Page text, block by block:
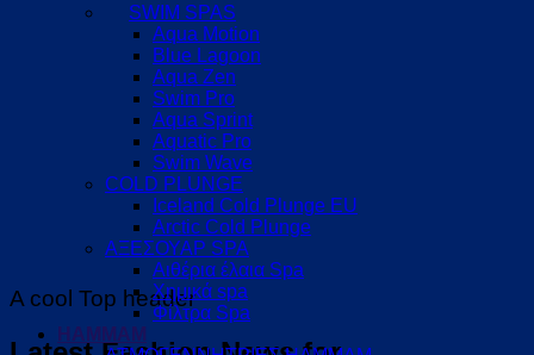
A cool Top header
SWIM SPAS
Aqua Motion
Blue Lagoon
Aqua Zen
Swim Pro
Aqua Sprint
Aquatic Pro
Swim Wave
COLD PLUNGE
Iceland Cold Plunge EU
Arctic Cold Plunge
ΑΞΕΣΟΥΑΡ SPA
Αιθέρια έλαια Spa
Χημικά spa
Φίλτρα Spa
HAMMAM